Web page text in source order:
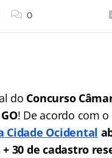
0
do Concurso
! De acordo com
Cidade Ocidental
30 de cadastro